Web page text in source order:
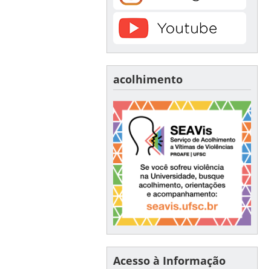
acolhimento
Acesso à Informação